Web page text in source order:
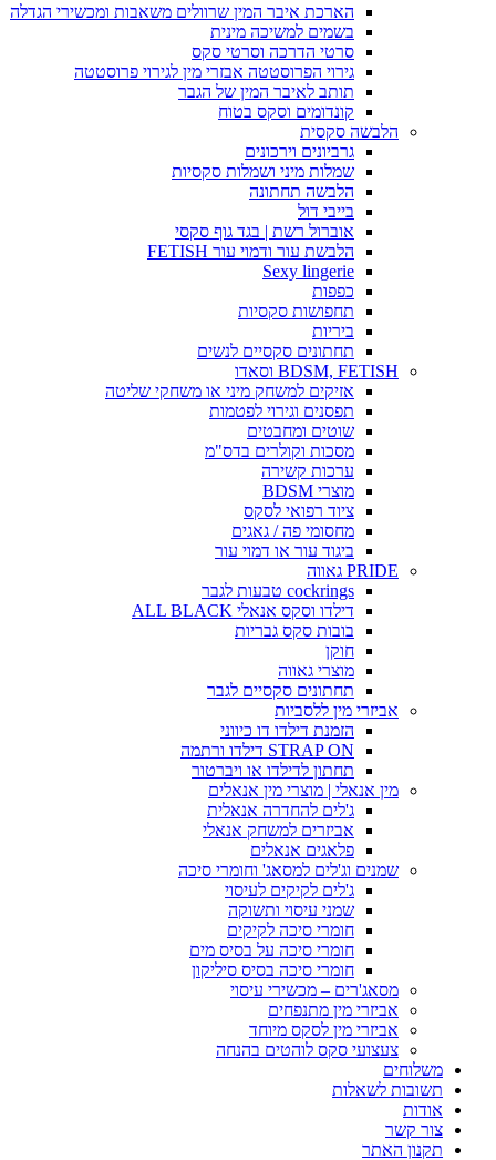
הארכת איבר המין שרוולים משאבות ומכשירי הגדלה
בשמים למשיכה מינית
סרטי הדרכה וסרטי סקס
גירוי הפרוסטטה אבזרי מין לגירוי פרוסטטה
תותב לאיבר המין של הגבר
קונדומים וסקס בטוח
הלבשה סקסית
גרביונים וירכונים
שמלות מיני ושמלות סקסיות
הלבשה תחתונה
בייבי דול
אוברול רשת | בגד גוף סקסי
הלבשת עור ודמוי עור FETISH
Sexy lingerie
כפפות
תחפושות סקסיות
ביריות
תחתונים סקסיים לנשים
BDSM, FETISH וסאדו
אזיקים למשחק מיני או משחקי שליטה
תפסנים וגירוי לפטמות
שוטים ומחבטים
מסכות וקולרים בדס"מ
ערכות קשירה
מוצרי BDSM
ציוד רפואי לסקס
מחסומי פה / גאגים
ביגוד עור או דמוי עור
PRIDE גאווה
cockrings טבעות לגבר
דילדו וסקס אנאלי ALL BLACK
בובות סקס גבריות
חוקן
מוצרי גאווה
תחתונים סקסיים לגבר
אביזרי מין ללסביות
הזמנת דילדו דו כיווני
STRAP ON דילדו ורתמה
תחתון לדילדו או ויברטור
מין אנאלי | מוצרי מין אנאלים
ג'לים להחדרה אנאלית
אביזרים למשחק אנאלי
פלאגים אנאלים
שמנים וג'לים למסאג' וחומרי סיכה
ג'לים לקיקים לעיסוי
שמני עיסוי ותשוקה
חומרי סיכה לקיקים
חומרי סיכה על בסיס מים
חומרי סיכה בסיס סיליקון
מסאג'רים – מכשירי עיסוי
אביזרי מין מתנפחים
אביזרי מין לסקס מיוחד
צעצועי סקס לוהטים בהנחה
משלוחים
תשובות לשאלות
אודות
צור קשר
תקנון האתר